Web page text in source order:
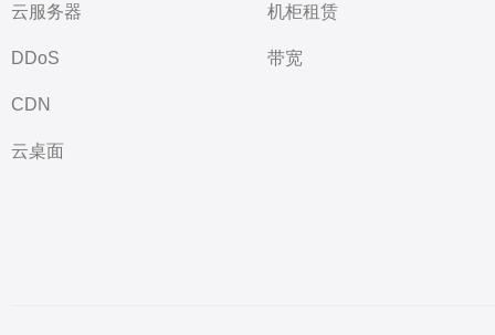
云服务器
DDoS
CDN
云桌面
机柜租赁
带宽